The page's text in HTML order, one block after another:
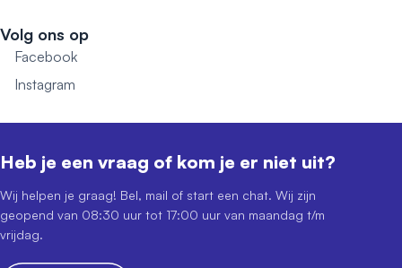
Volg ons op
Facebook
Instagram
Heb je een vraag of kom je er niet uit?
Wij helpen je graag! Bel, mail of start een chat. Wij zijn
geopend van 08:30 uur tot 17:00 uur van maandag t/m
vrijdag.